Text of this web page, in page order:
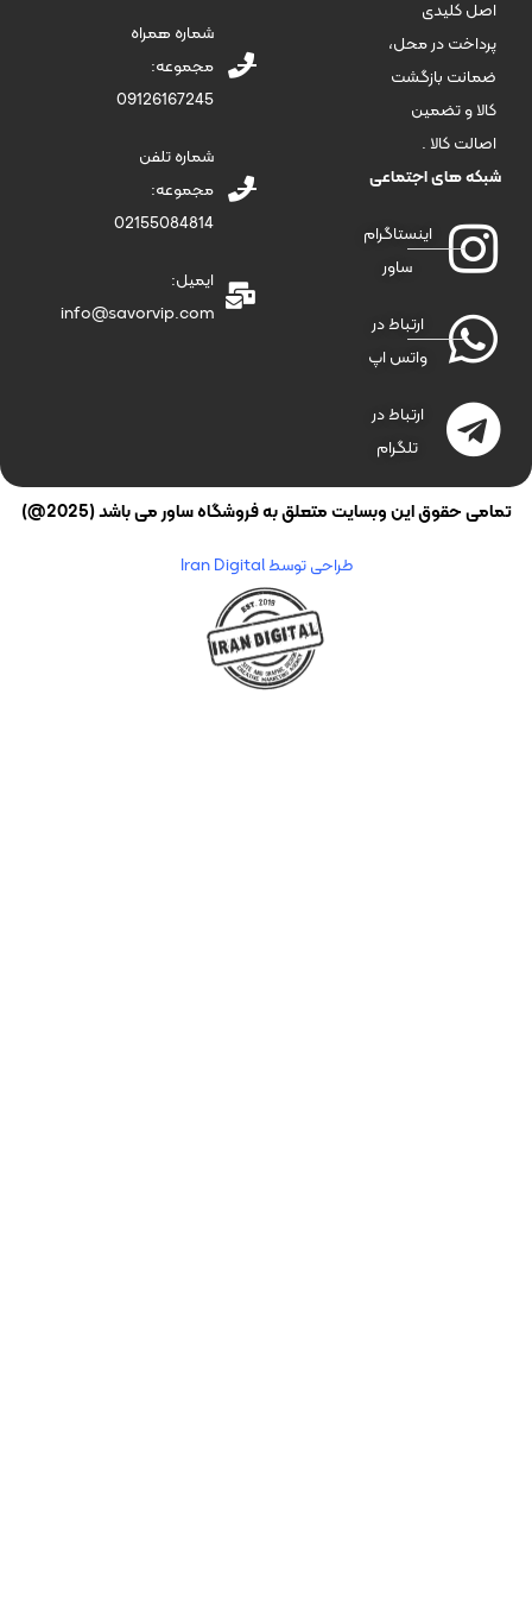
در محل،
بازگشت
تضمین
.
اجتماعی
اینستاگرام
ساور
ارتباط در
واتس اپ
ارتباط در
تلگرام
شماره همراه
مجموعه:
09126167245
شماره تلفن
مجموعه:
02155084814
ایمیل:
info@savorvip.com
این وبسایت متعلق به فروشگاه ساور می باشد (2025@)
طراحی توسط Iran Digital